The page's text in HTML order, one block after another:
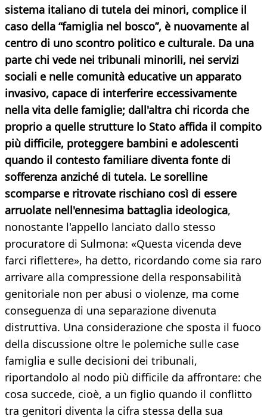
sistema italiano di tutela dei minori, complice il
caso della “famiglia nel bosco”, è nuovamente al
centro di uno scontro politico e culturale. Da una
parte chi vede nei tribunali minorili, nei servizi
sociali e nelle comunità educative un apparato
invasivo, capace di interferire eccessivamente
nella vita delle famiglie; dall'altra chi ricorda che
proprio a quelle strutture lo Stato affida il compito
più difficile, proteggere bambini e adolescenti
quando il contesto familiare diventa fonte di
sofferenza anziché di tutela. Le sorelline
scomparse e ritrovate rischiano così di essere
arruolate nell'ennesima battaglia ideologica,
nonostante l'appello lanciato dallo stesso
procuratore di Sulmona: «Questa vicenda deve
farci riflettere», ha detto, ricordando come sia raro
arrivare alla compressione della responsabilità
genitoriale non per abusi o violenze, ma come
conseguenza di una separazione divenuta
distruttiva. Una considerazione che sposta il fuoco
della discussione oltre le polemiche sulle case
famiglia e sulle decisioni dei tribunali,
riportandolo al nodo più difficile da affrontare: che
cosa succede, cioè, a un figlio quando il conflitto
tra genitori diventa la cifra stessa della sua